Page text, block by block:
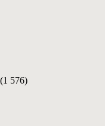
(1 576)